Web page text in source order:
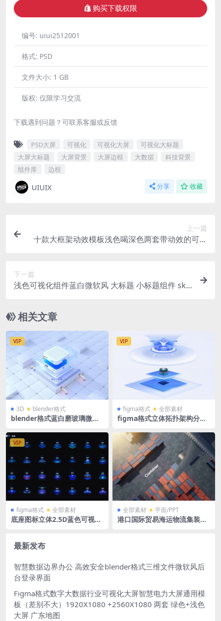
购买下载权限
编号: uiui2512001
格式: PSD
文件大小: 1 GB
版权: 仅限学习交流
下载遇到问题？可联系客服或反馈
PSD大屏 可视化 可视化大屏
可视化大标题
大屏大标题
大屏背景 大屏边框 大数据
科技背景
组件库
边框
UIUIX 分享 收藏
上一篇
十款大框架动效模板浅色喝深色两套带动效的可视
下一篇
浅色可视化组件蓝白微软风 大标题 小标题组件 ske
相关文章
VIP
3D blender格式
blender格式蓝白磨玻璃微软
体展台模型含高清PNG
VIP
figma格式 全部素材
figma格式立体拓扑架构分层
立体分层 结构
VIP
figma格式 全部素材
底座图标立体2.5D蓝色可视化
全部素材 平面/PPT
港口国际贸易海运物流集装箱
最新发布
智慧数据边界办公 高效安全blender格式三维文件微软风后
台登录界面
Figma格式数字大数据行业可视化大屏智慧电力大屏通用模
板（差别不大）1920X1080 +2560X1080 两套 绿色+浅色
大屏 广东地图